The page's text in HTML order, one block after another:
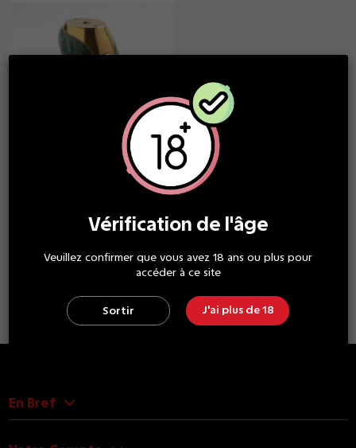
Ohmsmium II - Asmodus
À partir 99,90 €
En Bref
Vérification de l'âge
Veuillez confirmer que vous avez 18 ans ou plus pour
accéder à ce site
Sortir J'ai plus de 18